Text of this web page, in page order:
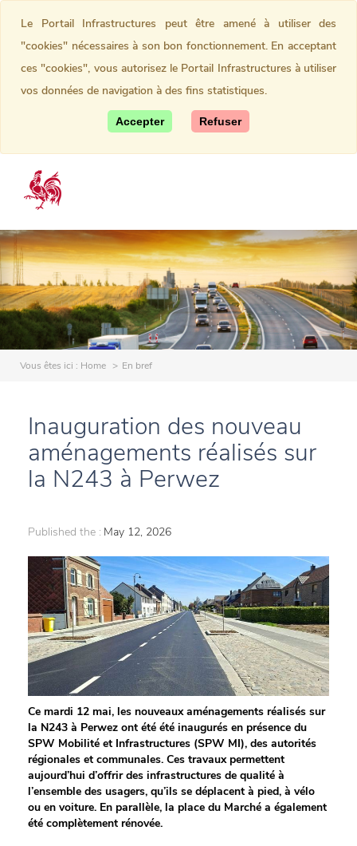
Vous êtes ici : Home En bref
Inauguration des nouveau
aménagements réalisés sur
la N243 à Perwez
Published the : May 12, 2026
Ce mardi 12 mai, les nouveaux aménagements réalisés sur
la N243 à Perwez ont été été inaugurés en présence du
SPW Mobilité et Infrastructures (SPW MI), des autorités
régionales et communales. Ces travaux permettent
aujourd’hui d’offrir des infrastructures de qualité à
l’ensemble des usagers, qu’ils se déplacent à pied, à vélo
ou en voiture. En parallèle, la place du Marché a également
été complètement rénovée.
Le Portail Infrastructures peut être amené à utiliser des
"cookies" nécessaires à son bon fonctionnement. En acceptant
ces "cookies", vous autorisez le Portail Infrastructures à utiliser
vos données de navigation à des fins statistiques.
Accepter Refuser